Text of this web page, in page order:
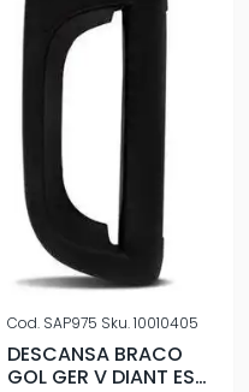
Cod. SAP975 Sku.10010405
DESCANSA BRACO
GOL GER V DIANT ESQ